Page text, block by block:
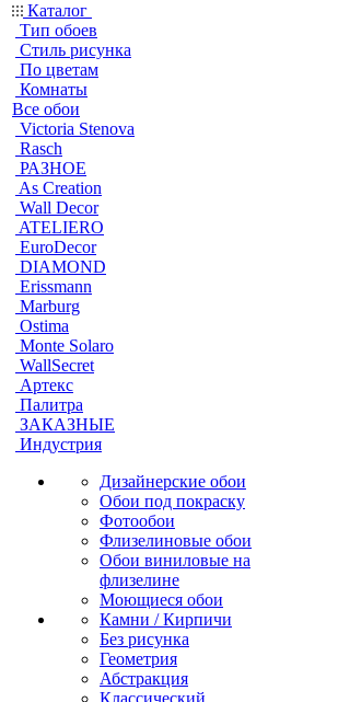
Каталог
Тип обоев
Стиль рисунка
По цветам
Комнаты
Все обои
Victoria Stenova
Rasch
РАЗНОЕ
As Creation
Wall Decor
ATELIERO
EuroDecor
DIAMOND
Erissmann
Marburg
Ostima
Monte Solaro
WallSecret
Артекс
Палитра
ЗАКАЗНЫЕ
Индустрия
Дизайнерские обои
Обои под покраску
Фотообои
Флизелиновые обои
Обои виниловые на
флизелине
Моющиеся обои
Камни / Кирпичи
Без рисунка
Геометрия
Абстракция
Классический